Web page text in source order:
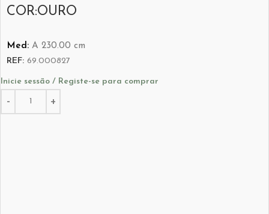
COR:OURO
Med: A 230.00 cm
REF: 69.000827
Inicie sessão / Registe-se para comprar